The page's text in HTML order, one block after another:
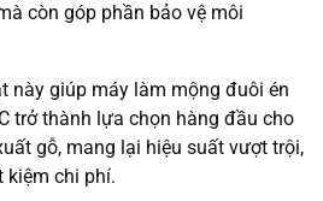
còn góp phần bảo vệ môi
này giúp máy làm mộng đuôi én
trở thành lựa chọn hàng đầu cho
gỗ, mang lại hiệu suất vượt trội,
kiệm chi phí.